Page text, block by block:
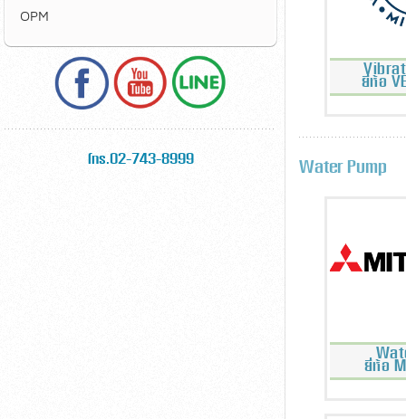
ยี่ห้อ
Water Pump
ยี่ห้อ
OPM
โทร.02-743-8999